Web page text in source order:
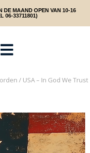
DE MAAND OPEN VAN 10-16
06-33711801)
/ USA – In God We Trust